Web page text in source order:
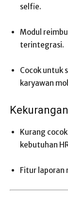
selfie.
Modul
terintegrasi.
Cocok untuk
karyawan
Kurang
kebutuhan
Fitur laporan